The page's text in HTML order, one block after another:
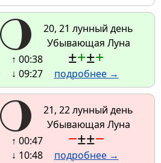
20, 21 лунный день
Убывающая Луна
↑ 00:38
↓ 09:27
±+±+
подробнее →
21, 22 лунный день
Убывающая Луна
↑ 00:47
↓ 10:48
−±±−
подробнее →